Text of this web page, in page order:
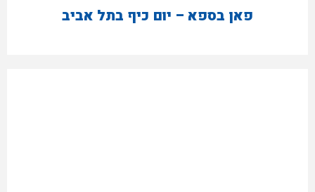
פאן בספא – יום כיף בתל אביב